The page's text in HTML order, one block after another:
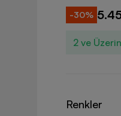
-30%
2 ve
Renkler